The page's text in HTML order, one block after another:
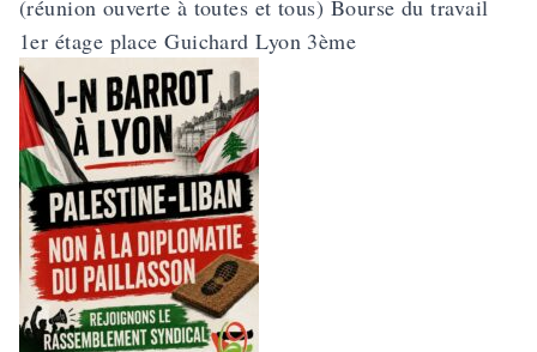
(réunion ouverte à toutes et tous) Bourse du travail
1er étage place Guichard Lyon 3ème